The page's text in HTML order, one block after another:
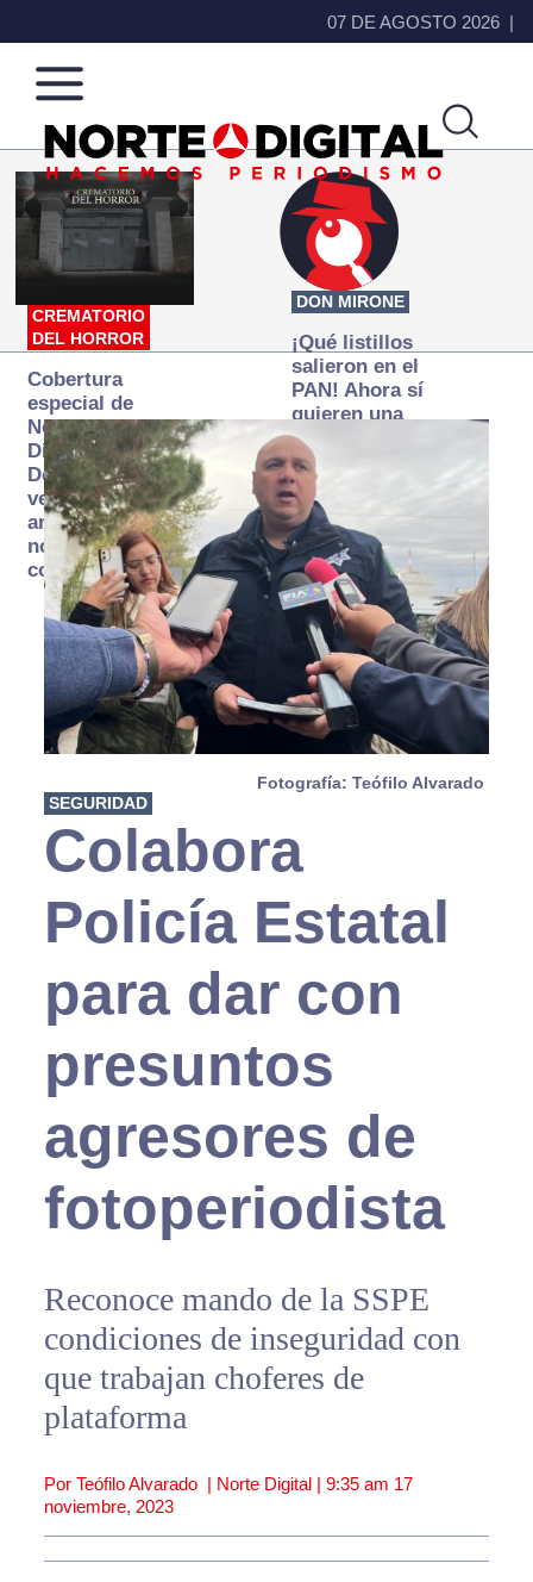
07 DE AGOSTO 2026
Norte
de
Ciudad
Más
que
noticias,
hacemos periodismo
CREMATORIO
DEL HORROR
Cobertura
especial de
Norte
Digital:
Donde la
verdad
arde… pero
no se
consume
DON MIRONE
¡Qué listillos
salieron en el
PAN! Ahora sí
quieren una
Fiscalía
autónoma… y
transexenal
Fotografía: Teófilo Alvarado
SEGURIDAD
Colabora
Policía Estatal
para dar con
presuntos
agresores de
fotoperiodista
Reconoce mando de la SSPE
condiciones de inseguridad con
que trabajan choferes de
plataforma
Por Teófilo Alvarado | Norte Digital | 9:35 am 17
noviembre, 2023